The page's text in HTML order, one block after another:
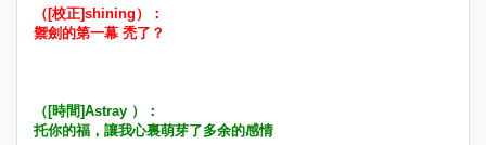
（[校正]shining）：
禦劍的第一幕 禿了？
（[時間]Astray ）：
托你的福，讓我心裏萌芽了多余的感情